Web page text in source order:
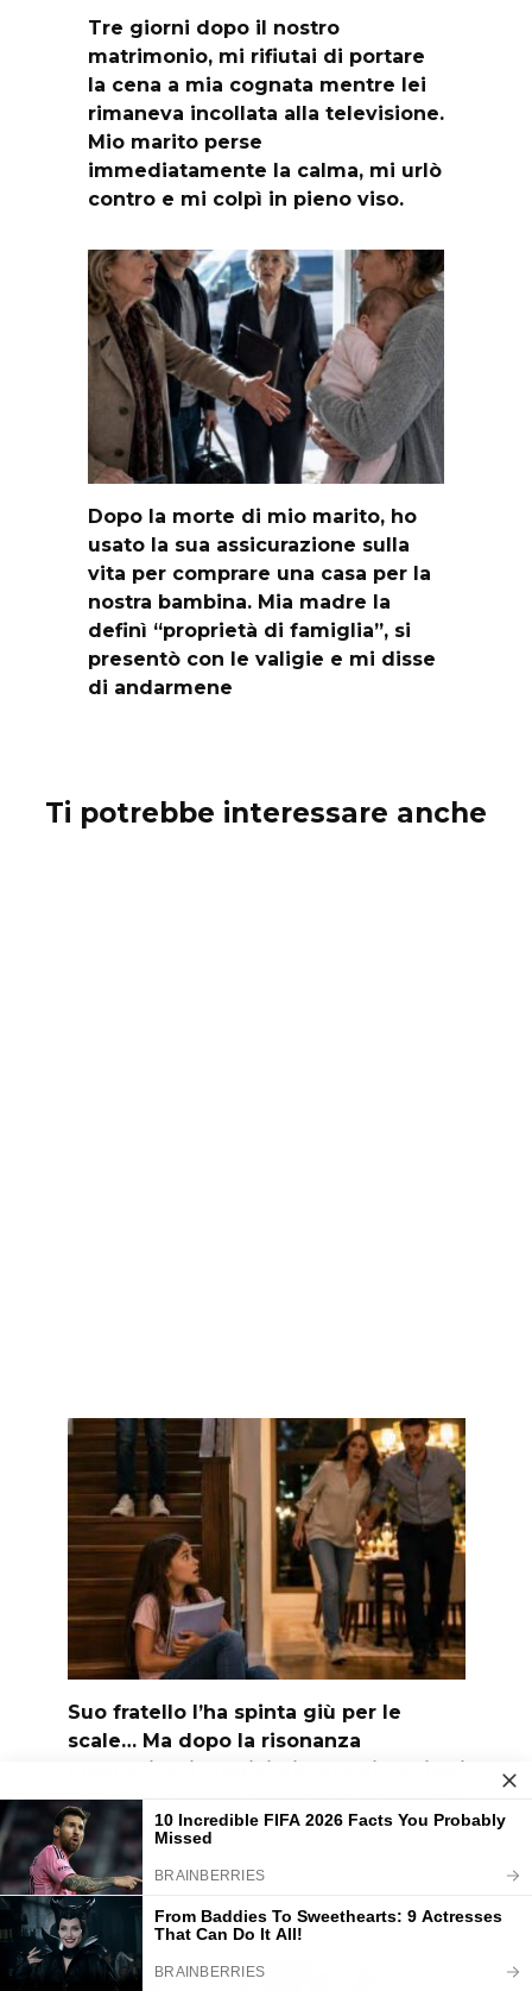
Tre giorni dopo il nostro
matrimonio, mi rifiutai di portare
la cena a mia cognata mentre lei
rimaneva incollata alla televisione.
Mio marito perse
immediatamente la calma, mi urlò
contro e mi colpì in pieno viso.
Dopo la morte di mio marito, ho
usato la sua assicurazione sulla
vita per comprare una casa per la
nostra bambina. Mia madre la
definì “proprietà di famiglia”, si
presentò con le valigie e mi disse
di andarmene
Ti potrebbe interessare anche
Suo fratello l’ha spinta giù per le
scale… Ma dopo la risonanza
magnetica, i medici dissero ai genitori
una sola frase—e rivelarono una verità
terrificante
Tutto ebbe inizio in un normale sabato sera.
0